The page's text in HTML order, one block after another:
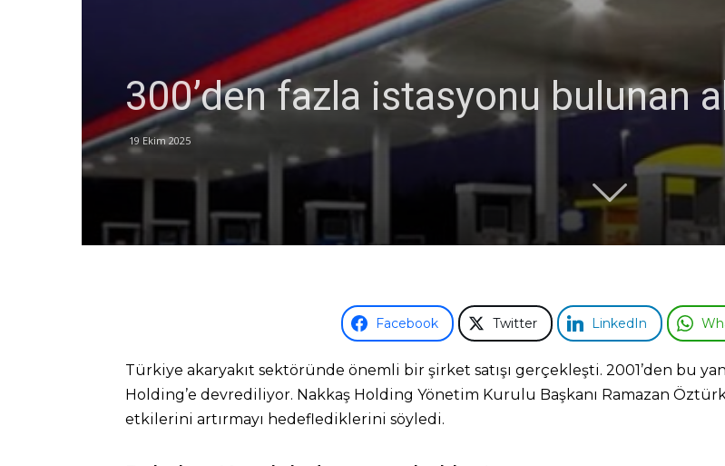
300’den fazla istasyonu bulunan
19 Ekim 2025
Facebook Twitter LinkedIn
Türkiye akaryakıt sektöründe önemli bir şirket satışı gerçekleşti. 2001’den bu
Holding’e devrediliyor. Nakkaş Holding Yönetim Kurulu Başkanı Ramazan
etkilerini artırmayı hedeflediklerini söyledi.